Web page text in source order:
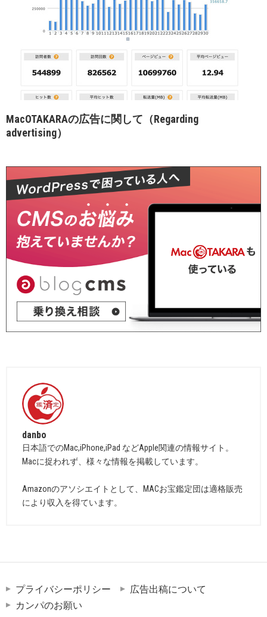
MacOTAKARAの広告に関して（Regarding
advertising）
danbo
日本語でのMac,iPhone,iPad などApple関連の情報サイト。
Macに捉われず、様々な情報を掲載しています。
Amazonのアソシエイトとして、MACお宝鑑定団は適格販売
により収入を得ています。
プライバシーポリシー
広告出稿について
カンパのお願い